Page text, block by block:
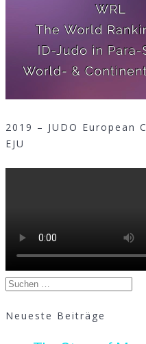
2019 – JUDO European
EJU
Suchen
Neueste Beiträge